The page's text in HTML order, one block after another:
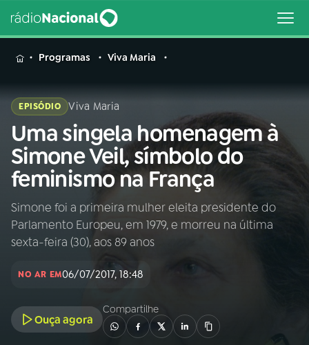
MENU
Buscar
na
Rádio
Nacional
Buscar
AO VIVO
INÍCIO
Programas Viva Maria
EPISÓDIO Viva Maria
Uma singela homenagem à
Simone Veil, símbolo do
feminismo na França
Simone foi a primeira mulher eleita presidente do
Parlamento Europeu, em 1979, e morreu na última
sexta-feira (30), aos 89 anos
NO AR EM06/07/2017, 18:48
Ouça agora
Compartilhe